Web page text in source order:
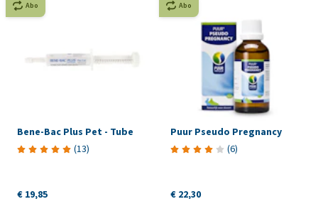
Abo
Bene-Bac Plus Pet - Tube
(13)
€ 19,85
Abo
Puur Pseudo Pregnancy
(6)
€ 22,30